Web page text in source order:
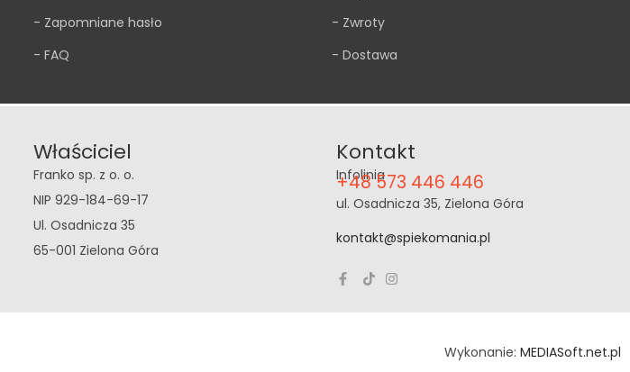
- Zapomniane hasło
- FAQ
- Zwroty
- Dostawa
Właściciel
Franko sp. z o. o.
NIP 929-184-69-17
Ul. Osadnicza 35
65-001 Zielona Góra
Kontakt
Infolinia
+48 573 446 446
ul. Osadnicza 35, Zielona Góra
kontakt@spiekomania.pl
Wykonanie: MEDIASoft.net.pl